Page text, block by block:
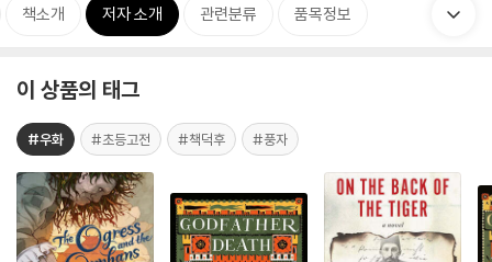
책소개 저자 소개 관련분류 품목정보
이 상품의 태그
#우화 #초등고전 #책덕후 #풍자